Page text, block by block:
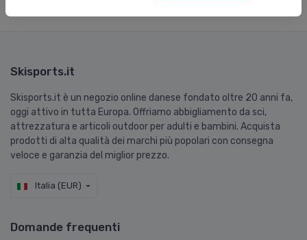
Skisports.it
Skisports.it è un negozio online danese fondato oltre 20 anni fa,
oggi attivo in tutta Europa. Offriamo abbigliamento da sci,
attrezzatura e articoli outdoor per adulti e bambini. Acquista
prodotti di alta qualità dei marchi più popolari con consegna
veloce e garanzia del miglior prezzo.
Italia (EUR)
Domande frequenti